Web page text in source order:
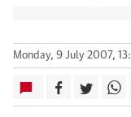
Monday, 9 July 2007,